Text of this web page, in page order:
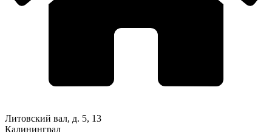
Литовский вал, д. 5, 13
Калининград